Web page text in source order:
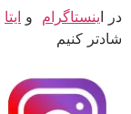
در اینستاگرام و ایتا
شادتر کنیم